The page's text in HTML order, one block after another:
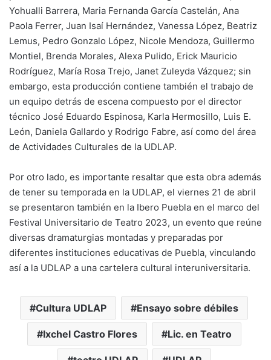
Yohualli Barrera, Maria Fernanda García Castelán, Ana
Paola Ferrer, Juan Isaí Hernández, Vanessa López, Beatriz
Lemus, Pedro Gonzalo López, Nicole Mendoza, Guillermo
Montiel, Brenda Morales, Alexa Pulido, Erick Mauricio
Rodríguez, María Rosa Trejo, Janet Zuleyda Vázquez; sin
embargo, esta producción contiene también el trabajo de
un equipo detrás de escena compuesto por el director
técnico José Eduardo Espinosa, Karla Hermosillo, Luis E.
León, Daniela Gallardo y Rodrigo Fabre, así como del área
de Actividades Culturales de la UDLAP.
Por otro lado, es importante resaltar que esta obra además
de tener su temporada en la UDLAP, el viernes 21 de abril
se presentaron también en la Ibero Puebla en el marco del
Festival Universitario de Teatro 2023, un evento que reúne
diversas dramaturgias montadas y preparadas por
diferentes instituciones educativas de Puebla, vinculando
así a la UDLAP a una cartelera cultural interuniversitaria.
Cultura UDLAP Ensayo sobre débiles
Ixchel Castro Flores Lic. en Teatro